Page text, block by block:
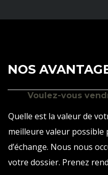
NOS
Voulez-vous
Quelle est la valeur de
meilleure valeur possible
d’échange. Nous nous
votre dossier. Prenez